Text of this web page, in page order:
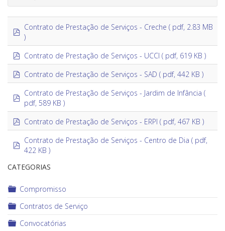
×
Contratos de Serviço
pdfContrato de Prestação de Serviços - Creche ( pdf, 2.83 MB
)
pdfContrato de Prestação de Serviços - UCCI ( pdf, 619 KB )
pdfContrato de Prestação de Serviços - SAD ( pdf, 442 KB )
pdfContrato de Prestação de Serviços - Jardim de Infância (
pdf, 589 KB )
pdfContrato de Prestação de Serviços - ERPI ( pdf, 467 KB )
pdfContrato de Prestação de Serviços - Centro de Dia ( pdf,
422 KB )
CATEGORIAS
Pasta
Compromisso
Pasta
Contratos de Serviço
Pasta
Convocatórias